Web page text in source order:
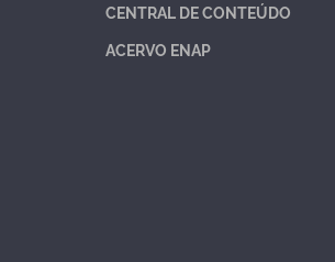
CENTRAL DE CONTEÚDO
ACERVO ENAP